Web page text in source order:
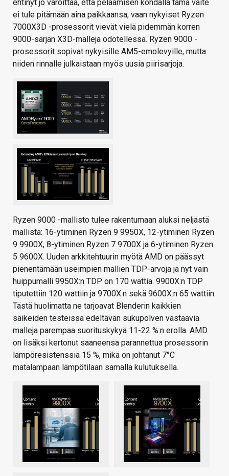
ehtinyt jo varoittaa, että pelaamisen kohdalla tämä väite
ei tule pitämään aina paikkaansa, vaan nykyiset Ryzen
7000X3D -prosessorit vievät vielä pidemmän korren
9000-sarjan X3D-malleja odotellessa. Ryzen 9000 -
prosessorit sopivat nykyisille AM5-emolevyille, mutta
niiden rinnalle julkaistaan myös uusia piirisarjoja.
Ryzen 9000 -mallisto tulee rakentumaan aluksi neljästä
mallista: 16-ytiminen Ryzen 9 9950X, 12-ytiminen Ryzen
9 9900X, 8-ytiminen Ryzen 7 9700X ja 6-ytiminen Ryzen
5 9600X. Uuden arkkitehtuurin myötä AMD on päässyt
pienentämään useimpien mallien TDP-arvoja ja nyt vain
huippumalli 9950X:n TDP on 170 wattia. 9900X:n TDP
tiputettiin 120 wattiin ja 9700X:n sekä 9600X:n 65 wattiin.
Tästä huolimatta ne tarjoavat Blenderin kaikkien
säikeiden testeissä edeltävän sukupolven vastaavia
malleja parempaa suorituskykyä 11-22 %:n erolla. AMD
on lisäksi kertonut saaneensa parannettua prosessorin
lämpöresistenssiä 15 %, mikä on johtanut 7°C
matalampaan lämpötilaan samalla kulutuksella.